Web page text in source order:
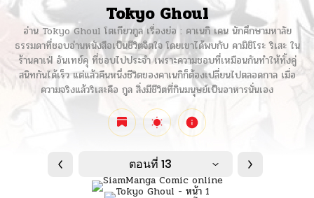
Tokyo Ghoul
อ่าน Tokyo Ghoul โตเกียวกูล เรื่องย่อ : คาเนกิ เคน นักศึกษามหาลัย
ธรรมดาที่ชอบอ่านหนังสือเป็นชีวิตจิตใจ โดยเขาได้พบกับ คามิชิโระ ริเสะ ใน
ร้านคาเฟ่ อันเทย์คุ ที่ชอบไปประจำ เพราะความชอบที่เหมือนกันทำให้ทั้งคู่
สนิทกันได้เร็ว แต่แล้วคืนหนึ่งชีวิตของคาเนกิก็ต้องเปลี่ยนไปตลอดกาล เมื่อ
ความจริงแล้วริเสะคือ กูล สิ่งมีชีวิตที่กินมนุษย์เป็นอาหารนั่นเอง
ตอนที่ 13